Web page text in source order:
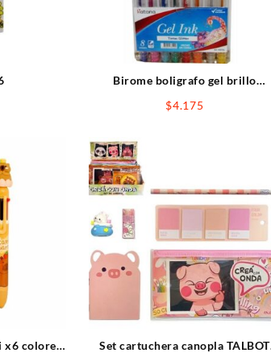
Birome boligrafo gel brillo
$4.175
x6 colores
Set cartuchera canopla TALBOT